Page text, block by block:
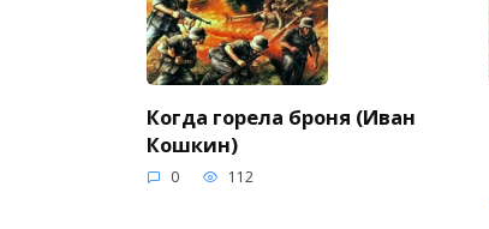
Когда горела броня (Иван
Кошкин)
0 112